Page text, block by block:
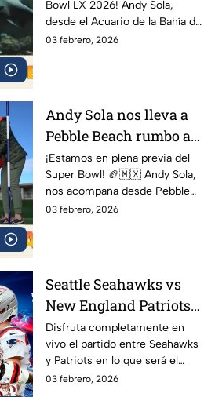
Sola al Super Bowl
Bowl LX 2026! Andy Sola,
desde el Acuario de la Bahía de
Monterey, compartiendo sus
England Patriots.
03 febrero, 2026
Andy Sola nos lleva a
Pebble Beach rumbo al
Super Bow | Sola al
Super Bowl
¡Estamos en plena previa del
Super Bowl! 🏈🇲🇽 Andy Sola,
nos acompaña desde Pebble
Beach, compartiendo cómo se
03 febrero, 2026
Seattle Seahawks vs
New England Patriots
ver EN VIVO y GRATIS
Super Bowl LX 2026,
gran final de la NFL
Disfruta completamente en
vivo el partido entre Seahawks
y Patriots en lo que será el
esperado Super Bowl 2026 en
03 febrero, 2026